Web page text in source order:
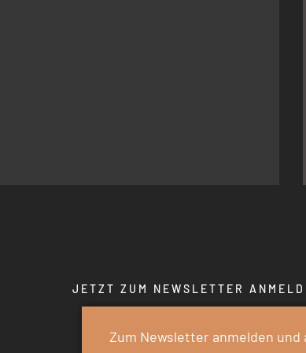
JETZT ZUM NEWSLETTER
Zum Newsletter anmelden